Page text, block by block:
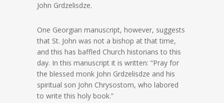
John Grdzelisdze.
One Georgian manuscript, however, suggests
that St. John was not a bishop at that time,
and this has baffled Church historians to this
day. In this manuscript it is written: “Pray for
the blessed monk John Grdzelisdze and his
spiritual son John Chrysostom, who labored
to write this holy book.”